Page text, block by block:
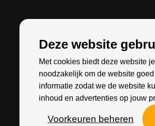
Deze website
Met cookies biedt deze website
noodzakelijk om de website
informatie zodat we de website
inhoud en advertenties op jouw
Voorkeuren beheren